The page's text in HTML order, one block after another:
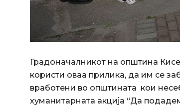
Градоначалникот на општина
користи оваа прилика, да им се
вработени во општината кои
хуманитарната акција “Да